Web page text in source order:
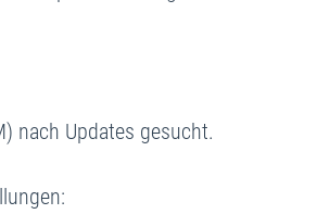
nach Updates gesucht.